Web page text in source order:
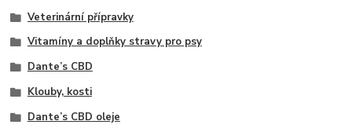
Veterinární přípravky
Vitamíny a doplňky stravy pro psy
Dante’s CBD
Klouby, kosti
Dante’s CBD oleje